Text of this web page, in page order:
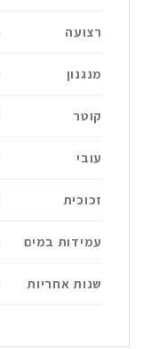
רצועה
מנגנון
קוטר
עובי
זכוכית
עמידות במים
שנות אחריות